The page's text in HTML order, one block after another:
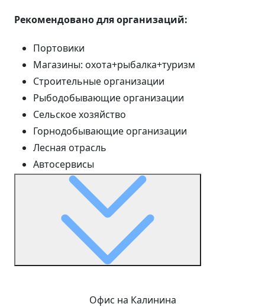
Рекомендовано для организаций:
Портовики
Магазины: охота+рыбалка+туризм
Строительные организации
Рыбодобывающие организации
Сельское хозяйство
Горнодобывающие организации
Лесная отрасль
Автосервисы
Офис на Калинина